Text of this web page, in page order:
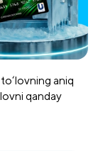
aniq
qanday